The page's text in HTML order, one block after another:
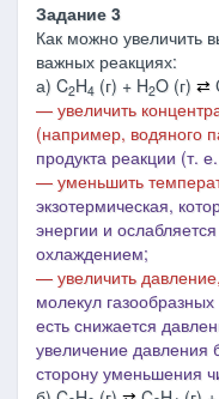
Задание 3
Как можно увеличить
важных реакциях:
а) C2H4 (г) + H2O (г) ⇄
— увеличить
(например, водяного
продукта реакции (т.
— уменьшить
экзотермическая,
энергии и
охлаждением;
— увеличить давление,
молекул
есть снижается
увеличение давления
сторону уменьшения